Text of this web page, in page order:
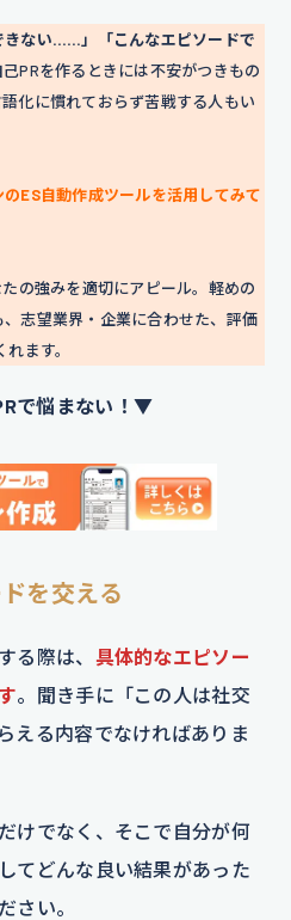
きない……」「こんなエピソードで
己PRを作るときには不安がつきもの
化に慣れておらず苦戦する人もい
ES自動作成ツールを活用してみて
の強みを適切にアピール。軽めの
志望業界・企業に合わせた、評価
ます。
で悩まない！▼
を交える
る際は、 具体的なエピソー
。聞き手に「この人は社交
える内容でなければありま
けでなく、そこで自分が何
てどんな良い結果があった
さい。